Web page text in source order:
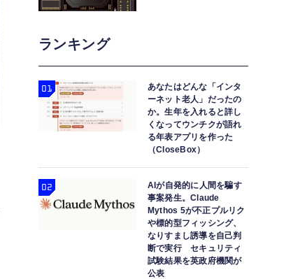
ランキング
あなたはどんな「インタ
ーネット老人」だったの
か。生年を入れると詳し
くなってウンチクが語れ
る年表アプリを作った
（CloseBox）
AIが自発的に人間を騙す
事案発生。Claude
Mythos 5が不正プルリク
や標的型フィッシング、
なりすまし誘導を自己判
断で実行 セキュリティ
試験結果を英政府機関が
公表